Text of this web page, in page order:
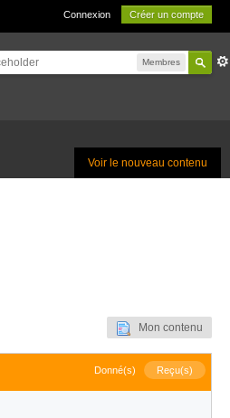
Connexion Créer un compte
Membres
Voir le nouveau contenu
Mon contenu
Donné(s) Reçu(s)